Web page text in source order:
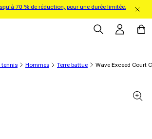
70 % de réduction, pour une durée limitée.
Se connecter
Panier
tennis Hommes Terre battue Wave Exceed Court